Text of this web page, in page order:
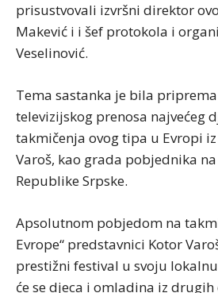
prisustvovali izvršni direktor
Makević i i šef protokola i
Veselinović.
Tema sastanka je bila priprema
televizijskog prenosa najvećeg
takmičenja ovog tipa u Evropi
Varoš, kao grada pobjednika
Republike Srpske.
Apsolutnom pobjedom na
Evrope“ predstavnici Kotor
prestižni festival u svoju
će se djeca i omladina iz